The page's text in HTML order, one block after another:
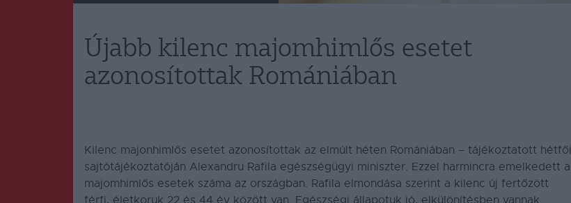
Újabb kilenc majomhimlős esetet
azonosítottak Romániában
Kilenc majonhimlős esetet azonosítottak az elmúlt héten Romániában – tájékoztatott hétfői
sajtótájékoztatóján Alexandru Rafila egészségügyi miniszter. Ezzel harmincra emelkedett a
majomhimlős esetek száma az országban. Rafila elmondása szerint a kilenc új fertőzött